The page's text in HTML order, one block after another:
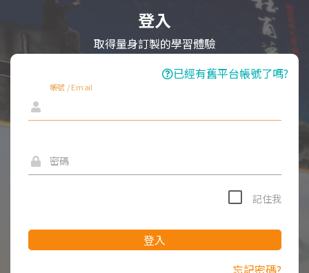
登入
取得量身訂製的學習體驗
已經有舊平台帳號了嗎?
帳號 / Email
密碼
記住我
登入